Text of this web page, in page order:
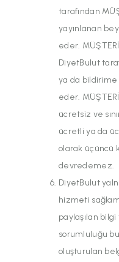
tarafından
yayınlanan
eder.
DiyetBulut
ya da bildirime
eder.
ücretsiz ve
ücretli ya da
olarak üçüncü
devredemez.
DiyetBulut
hizmeti
paylaşılan
sorumluluğu
oluşturulan